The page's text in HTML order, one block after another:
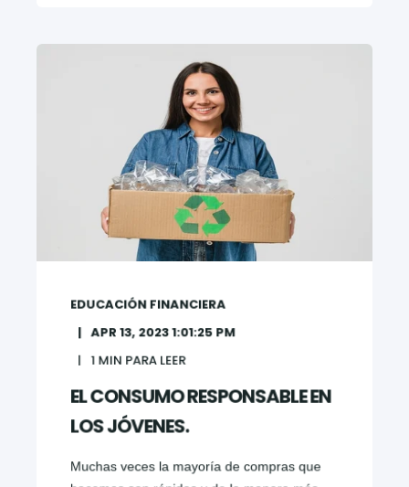
EDUCACIÓN FINANCIERA
APR 13, 2023 1:01:25 PM
1 MIN PARA LEER
EL CONSUMO RESPONSABLE EN
LOS JÓVENES.
Muchas veces la mayoría de compras que